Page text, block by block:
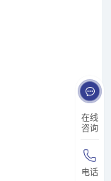
在线
咨询
电话